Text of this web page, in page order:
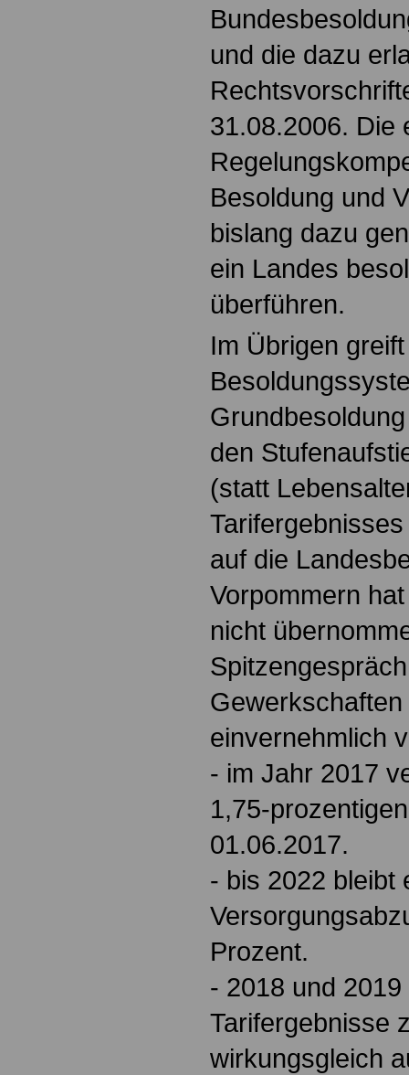
und die dazu
31.08.2006. Die
Besoldung und
bislang dazu
ein Landes
überführen.
Im Übrigen
den
(statt
auf die
Vorpommern
nicht
einvernehmlich
- im Jahr 2017
1,75-
01.06.2017.
- bis 2022 bleibt
Prozent.
- 2018 und
Tarifergebnisse
wirkungsgleich